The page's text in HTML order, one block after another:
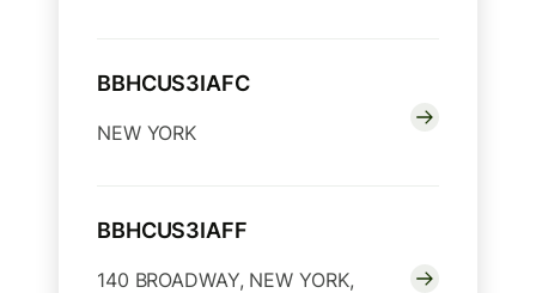
BBHCUS3IAFC
NEW YORK
BBHCUS3IAFF
140 BROADWAY, NEW YORK,